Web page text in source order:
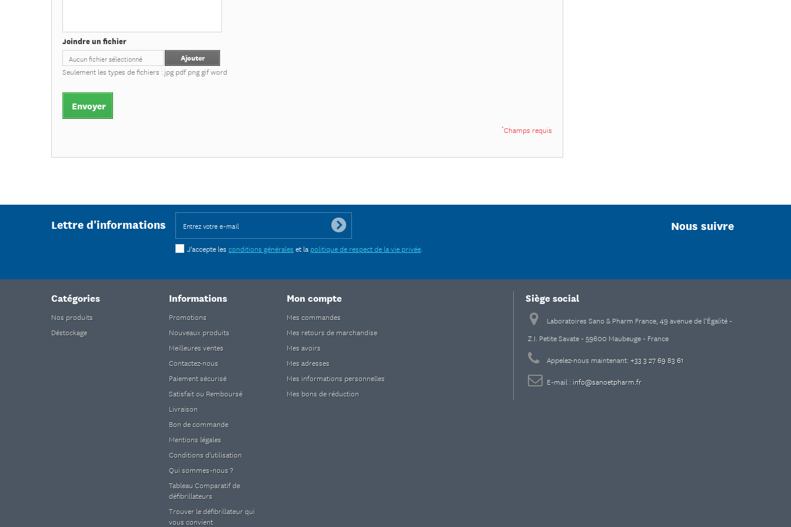
Joindre un fichier
Aucun fichier sélectionné Ajouter
Seulement les types de fichiers : jpg pdf png gif word
Envoyer
*Champs requis
Lettre d'informations
J'accepte les conditions générales et la politique de respect de la vie privée.
Nous suivre
Catégories
Nos produits
Déstockage
Informations
Promotions
Nouveaux produits
Meilleures ventes
Contactez-nous
Paiement sécurisé
Satisfait ou Remboursé
Livraison
Bon de commande
Mentions légales
Conditions d'utilisation
Qui sommes-nous ?
Tableau Comparatif de
défibrillateurs
Trouver le défibrillateur qui
vous convient
Mon compte
Mes commandes
Mes retours de marchandise
Mes avoirs
Mes adresses
Mes informations personnelles
Mes bons de réduction
Siège social
Laboratoires Sano & Pharm France, 49 avenue de l’Égalité -
Z.I. Petite Savate - 59600 Maubeuge - France
Appelez-nous maintenant:+33 3 27 69 83 61
E-mail : info@sanoetpharm.fr